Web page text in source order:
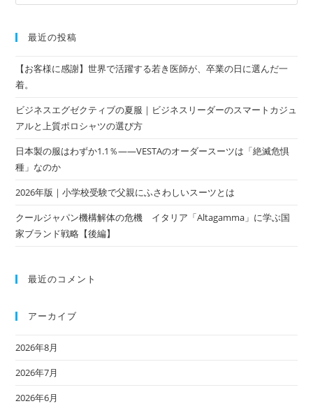
最近の投稿
【お客様に感謝】世界で活躍する若き医師が、卒業の日に選んだ一
着。
ビジネスエグゼクティブの夏服｜ビジネスリーダーのスマートカジュ
アルと上質ポロシャツの選び方
日本製の服はわずか1.1％——VESTAのオーダースーツは「絶滅危惧
種」なのか
2026年版｜小学校受験で父親にふさわしいスーツとは
クールジャパン機構解体の危機 イタリア「Altagamma」に学ぶ国
家ブランド戦略【後編】
最近のコメント
アーカイブ
2026年8月
2026年7月
2026年6月